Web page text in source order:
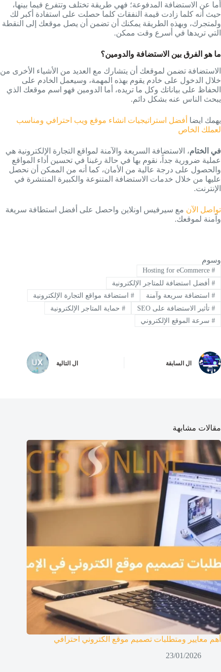
أما عن الاستضافة المدفوعة؛ فهي طريقة تختلف وتتفرع فيما بينها،
حيث أنه كلما زادت قيمة النفقات كلما حصلت على استفادة أكبر لك
ولمتجرك، وبهذه الطريقة يمكنك أن تضمن أن يصل موقعك إلى النقطة
التي تريدها في أسرع وقت ممكن.
ما هو الفرق بين الاستضافة والدومين؟
الاستضافة تضمن لموقعك أن يتشارك مع العديد من الأشياء الأخرى من
خلال الدخول على خادم يقوم بهذه المهمة، وسيعمل الخادم على
الحفاظ على بياناتك وكل ما تريده، أما الدومين فهو اسم موقعك الذي
يبحث الناس عنه بشكل دائم.
يهمك ايضا أفضل استراتيجيات انشاء موقع ويب احترافي ومناسب
لعملك الخاص
في الختام، الاستضافة السريعة والآمنة لمواقع التجارة الإلكترونية هي
عملية ضرورية جداً، نقوم بها في حالة رغبنا في تحسين أداء المواقع
والحصول على درجة عالية من الأمان، كما أنه من الممكن أن نحصل
عليها من خلال خدمات الاستضافة المتنوعة والكبيرة المنتشرة في
الإنترنت.
تواصل الآن مع سيرفيس اونلاين واحصل على أفضل استطافة سريغة
وآمنة لموقعك.
وسوم
#
Hosting for eCommerce
#أفضل استضافة للمتاجر الإلكترونية
#استضافة سريعة وآمنة #استضافة مواقع التجارة الإلكترونية
#تأثير الاستضافة على SEO #حماية المتاجر الإلكترونية
#سرعة الموقع الإلكتروني
ال السابقة ال التالية
مقالات مشابهة
أهم معايير ومتطلبات تصميم موقع الكتروني احترافي
23/01/2026